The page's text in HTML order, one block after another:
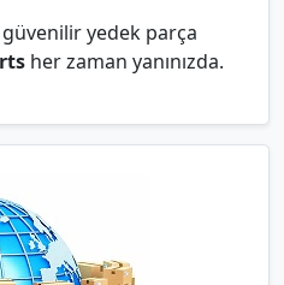
yedek parça
her zaman yanınızda.